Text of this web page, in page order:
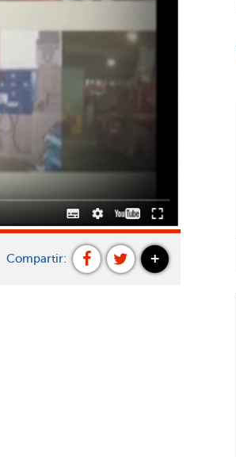
Compartir: +